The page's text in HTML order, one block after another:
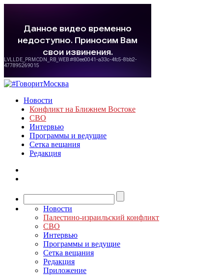
Новости
Конфликт на Ближнем Востоке
СВО
Интервью
Программы и ведущие
Сетка вещания
Редакция
Новости
Палестино-израильский конфликт
СВО
Интервью
Программы и ведущие
Сетка вещания
Редакция
Приложение